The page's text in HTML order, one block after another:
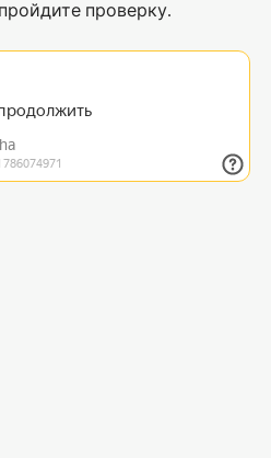
проверку.